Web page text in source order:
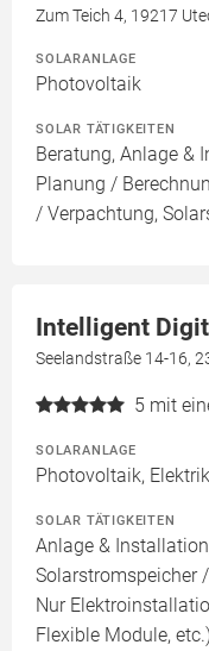
Zum Teich 4, 19217
SOLARANLAGE
Photovoltaik
SOLAR TÄTIGKEITEN
Beratung, Anlage &
Planung /
/ Verpachtung,
Intelligent
Seelandstraße 14-16,
5 mit
SOLARANLAGE
Photovoltaik,
SOLAR TÄTIGKEITEN
Anlage &
Solarstromspeicher
Nur
Flexible Module,